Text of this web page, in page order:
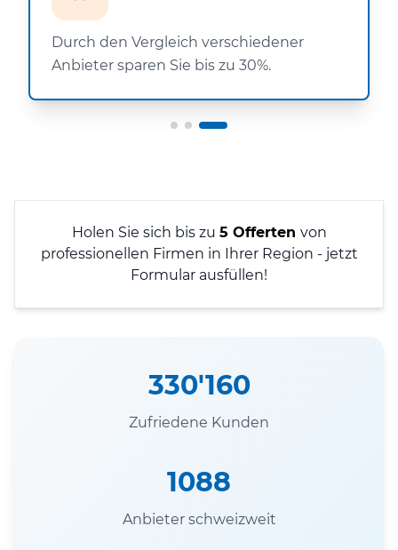
Durch den Vergleich verschiedener
Anbieter sparen Sie bis zu 30%.
Holen Sie sich bis zu 5 Offerten von
professionellen Firmen in Ihrer Region - jetzt
Formular ausfüllen!
330'160
Zufriedene Kunden
1088
Anbieter schweizweit